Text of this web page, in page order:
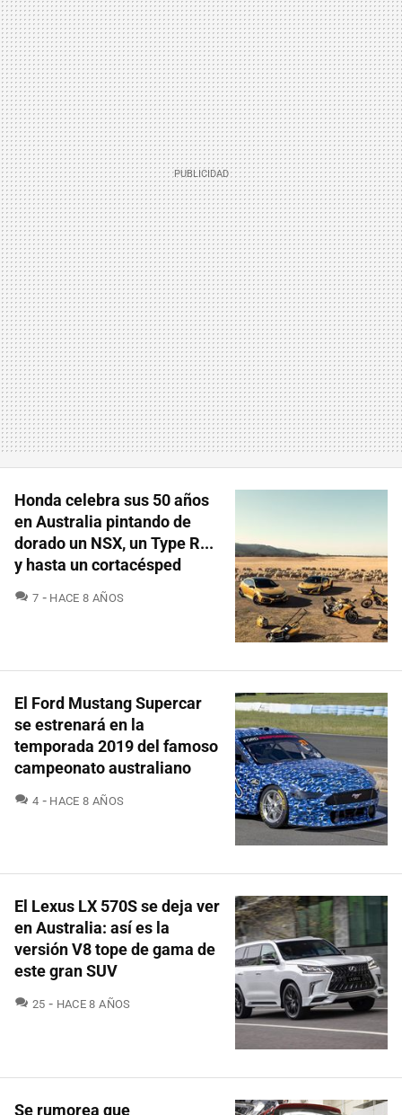
Honda celebra sus 50 años
en Australia pintando de
dorado un NSX, un Type R...
y hasta un cortacésped
7 COMENTARIOS
HACE 8 AÑOS
El Ford Mustang Supercar
se estrenará en la
temporada 2019 del famoso
campeonato australiano
4 COMENTARIOS
HACE 8 AÑOS
El Lexus LX 570S se deja ver
en Australia: así es la
versión V8 tope de gama de
este gran SUV
25 COMENTARIOS
HACE 8 AÑOS
Se rumorea que